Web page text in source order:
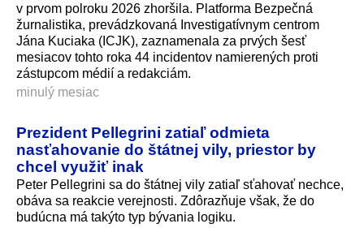
v prvom polroku 2026 zhoršila. Platforma Bezpečná
žurnalistika, prevádzkovaná Investigatívnym centrom
Jána Kuciaka (ICJK), zaznamenala za prvých šesť
mesiacov tohto roka 44 incidentov namierených proti
zástupcom médií a redakciám.
minulý mesiac
Prezident Pellegrini zatiaľ odmieta
nasťahovanie do štátnej vily, priestor by
chcel využiť inak
Peter Pellegrini sa do štátnej vily zatiaľ sťahovať nechce,
obáva sa reakcie verejnosti. Zdôrazňuje však, že do
budúcna má takýto typ bývania logiku.